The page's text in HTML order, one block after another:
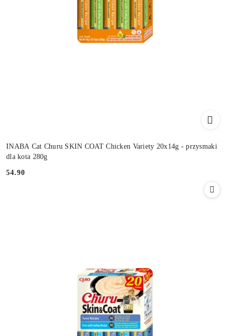
INABA Cat Churu SKIN COAT Chicken Variety 20x14g - przysmaki
dla kota 280g
Cena:
54.90